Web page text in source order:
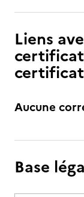
Liens
Aucune
Base